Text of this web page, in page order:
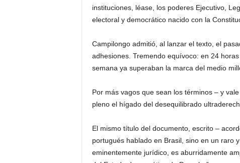
instituciones, léase, los poderes Ejecutivo,
electoral y democrático nacido con la
Campilongo admitió, al lanzar el texto, el
adhesiones. Tremendo equívoco: en 24
semana ya superaban la marca del medio
Por más vagos que sean los términos – y
pleno el hígado del desequilibrado
El mismo título del documento, escrito –
portugués hablado en Brasil, sino en un raro
eminentemente jurídico, es aburridamente